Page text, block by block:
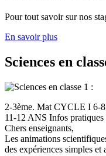
Pour tout savoir sur nos
En savoir plus
Sciences en
2-3ème. Mat CYCLE I
11-12 ANS Infos
Chers enseignants,
Les animations
des expériences simples